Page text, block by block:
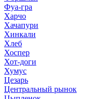
Фуа-гра
Харчо
Хачапури
Хинкали
Хлеб
Хоспер
Хот-доги
Хумус
Цезарь
Центральный рынок